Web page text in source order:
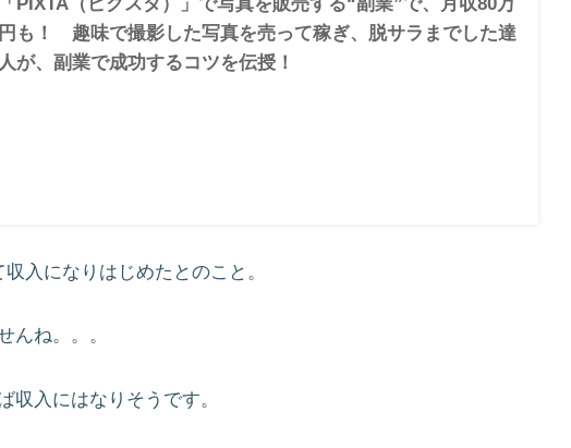
円も！ 趣味で撮影した写真を売って稼ぎ、脱サラまでした達
人が、副業で成功するコツを伝授！
入になりはじめたとのこと。
んね。。。
収入にはなりそうです。